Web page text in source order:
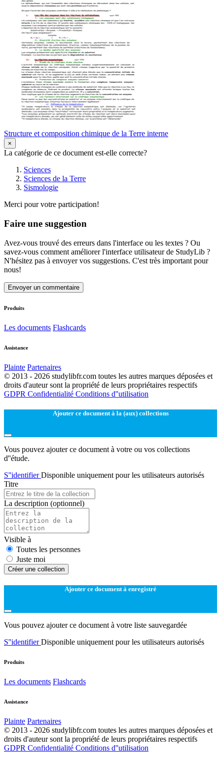
Structure et composition chimique de la Terre interne
×
La catégorie de ce document est-elle correcte?
Sciences
Sciences de la Terre
Sismologie
Merci pour votre participation!
Faire une suggestion
Avez-vous trouvé des erreurs dans l'interface ou les textes ? Ou
savez-vous comment améliorer l'interface utilisateur de StudyLib ?
N'hésitez pas à envoyer vos suggestions. C'est très important pour
nous!
Envoyer un commentaire
Produits
Les documents Flashcards
Assistance
Plainte Partenaires
© 2013 - 2026 studylibfr.com toutes les autres marques déposées et
droits d'auteur sont la propriété de leurs propriétaires respectifs
GDPR Confidentialité Conditions d''utilisation
Ajouter ce document à la (aux) collections
Vous pouvez ajouter ce document à votre ou vos collections
d''étude.
S''identifierDisponible uniquement pour les utilisateurs autorisés
Titre
La description (optionnel)
Visible à
Toutes les personnes
Juste moi
Créer une collection
Ajouter ce document à enregistré
Vous pouvez ajouter ce document à votre liste sauvegardée
S''identifierDisponible uniquement pour les utilisateurs autorisés
Produits
Les documents Flashcards
Assistance
Plainte Partenaires
© 2013 - 2026 studylibfr.com toutes les autres marques déposées et
droits d'auteur sont la propriété de leurs propriétaires respectifs
GDPR Confidentialité Conditions d''utilisation